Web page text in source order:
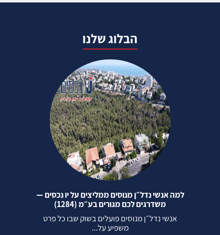
הבלוג שלנו
למה אנשי נדל״ן מנוסים ממליצים על יו נכסים —
משדרגים לכם מגורים בע״מ (1284)
אנשי נדל״ן מנוסים פועלים בשוק שבו כל פרט
משפיע על...